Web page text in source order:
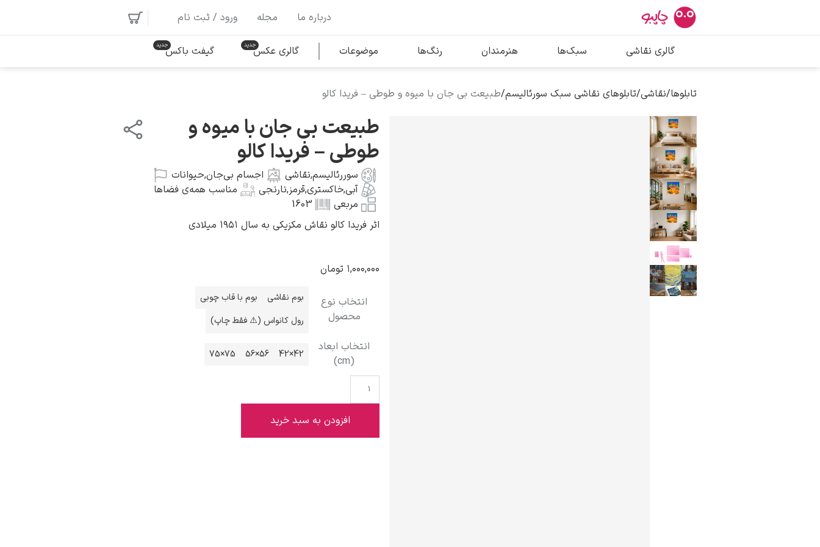
بیشترین جستجوها
پیکاسو
سالوادور دالی
محبوب‌ترین هنرمندان
درباره ما مجله ورود / ثبت نام
گالری نقاشی سبک‌ها هنرمندان رنگ‌ها موضوعات گالری عکس گیفت باکس
تابلوها/نقاشی/تابلوهای نقاشی سبک سورئالیسم/طبیعت بی جان با میوه و طوطی – فریدا کالو
طبیعت بی جان با میوه و
طوطی – فریدا کالو
سوررئالیسم,نقاشی اجسام بی‌جان,حیوانات
آبی,خاکستری,قرمز,نارنجی
مناسب همه‌ی فضاها
مربعی
1603
اثر فریدا کالو نقاش مکزیکی به سال ۱۹۵۱ میلادی
۱,۰۰۰,۰۰۰ تومان
انتخاب نوع
محصول
بوم نقاشی
بوم با قاب چوبی
رول کانواس (⚠️ فقط چاپ)
انتخاب ابعاد
(cm)
42×42
56×56
75×75
افزودن به سبد خرید